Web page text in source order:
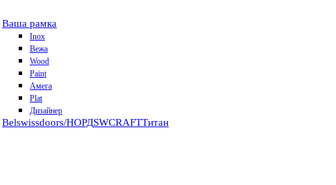
Ваша рамка
Inox
Вежа
Wood
Paint
Амега
Plat
Дизайнер
Belswissdoors/НОРДSWCRAFTТитан